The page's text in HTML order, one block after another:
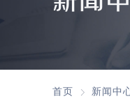
首页 新闻中